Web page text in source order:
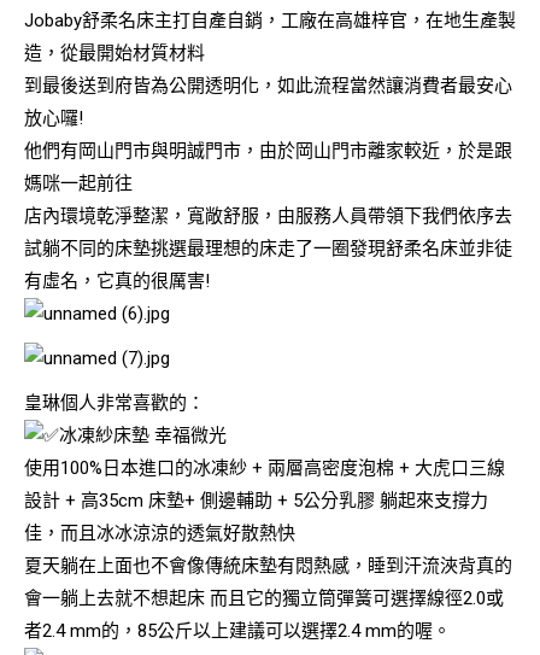
Jobaby舒柔名床主打自產自銷，工廠在高雄梓官，在地生產製
造，從最開始材質材料
到最後送到府皆為公開透明化，如此流程當然讓消費者最安心
放心囉!
他們有岡山門市與明誠門市，由於岡山門市離家較近，於是跟
媽咪一起前往
店內環境乾淨整潔，寬敞舒服，由服務人員帶領下我們依序去
試躺不同的床墊挑選最理想的床走了一圈發現舒柔名床並非徒
有虛名，它真的很厲害!
皇琳個人非常喜歡的：
冰凍紗床墊 幸福微光
使用100%日本進口的冰凍紗 + 兩層高密度泡棉 + 大虎口三線
設計 + 高35cm 床墊+ 側邊輔助 + 5公分乳膠 躺起來支撐力
佳，而且冰冰涼涼的透氣好散熱快
夏天躺在上面也不會像傳統床墊有悶熱感，睡到汗流浹背真的
會一躺上去就不想起床 而且它的獨立筒彈簧可選擇線徑2.0或
者2.4 mm的，85公斤以上建議可以選擇2.4 mm的喔。